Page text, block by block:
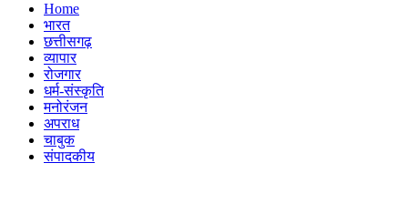
Home
भारत
छत्तीसगढ़
व्यापार
रोजगार
धर्म-संस्कृति
मनोरंजन
अपराध
चाबुक
संपादकीय